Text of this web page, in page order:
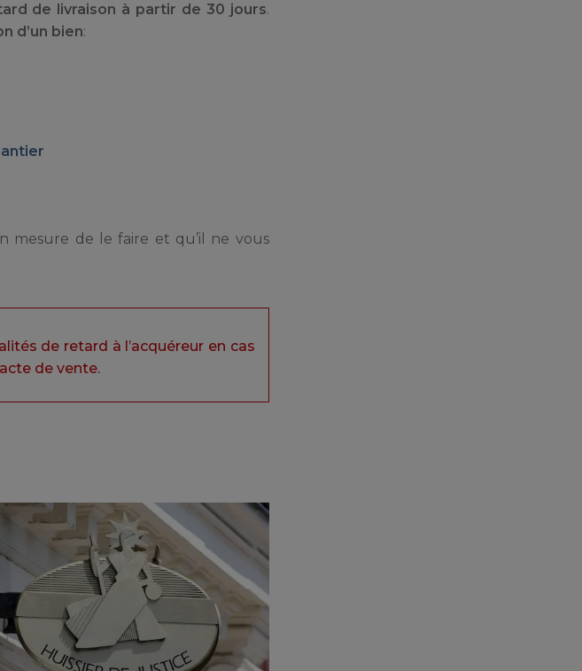
de livraison à partir de 30 jours.
d’un bien:
mesure de le faire et qu’il ne vous
de retard à l’acquéreur en cas
de vente.